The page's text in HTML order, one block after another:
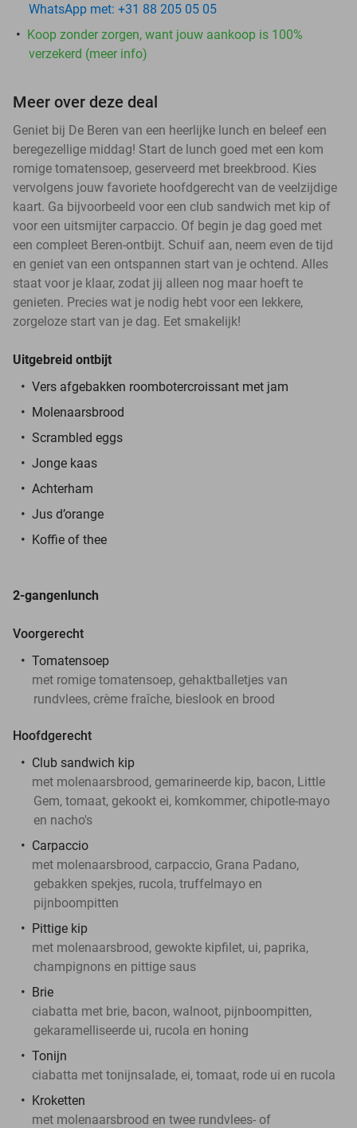
WhatsApp met: +31 88 205 05 05
Koop zonder zorgen, want jouw aankoop is 100%
verzekerd (meer info)
Meer over deze deal
Geniet bij De Beren van een heerlijke lunch en beleef een
beregezellige middag! Start de lunch goed met een kom
romige tomatensoep, geserveerd met breekbrood. Kies
vervolgens jouw favoriete hoofdgerecht van de veelzijdige
kaart. Ga bijvoorbeeld voor een club sandwich met kip of
voor een uitsmijter carpaccio. Of begin je dag goed met
een compleet Beren-ontbijt. Schuif aan, neem even de tijd
en geniet van een ontspannen start van je ochtend. Alles
staat voor je klaar, zodat jij alleen nog maar hoeft te
genieten. Precies wat je nodig hebt voor een lekkere,
zorgeloze start van je dag. Eet smakelijk!
Uitgebreid ontbijt
Vers afgebakken roombotercroissant met jam
Molenaarsbrood
Scrambled eggs
Jonge kaas
Achterham
Jus d’orange
Koffie of thee
2-gangenlunch
Voorgerecht
Tomatensoep
met romige tomatensoep, gehaktballetjes van
rundvlees, crème fraîche, bieslook en brood
Hoofdgerecht
Club sandwich kip
met molenaarsbrood, gemarineerde kip, bacon, Little
Gem, tomaat, gekookt ei, komkommer, chipotle-mayo
en nacho's
Carpaccio
met molenaarsbrood, carpaccio, Grana Padano,
gebakken spekjes, rucola, truffelmayo en
pijnboompitten
Pittige kip
met molenaarsbrood, gewokte kipfilet, ui, paprika,
champignons en pittige saus
Brie
ciabatta met brie, bacon, walnoot, pijnboompitten,
gekaramelliseerde ui, rucola en honing
Tonijn
ciabatta met tonijnsalade, ei, tomaat, rode ui en rucola
Kroketten
met molenaarsbrood en twee rundvlees- of